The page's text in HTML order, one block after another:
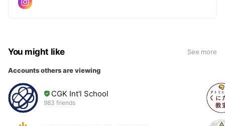
You might like See more
Accounts others are viewing
CGK Int'l School
983 friends